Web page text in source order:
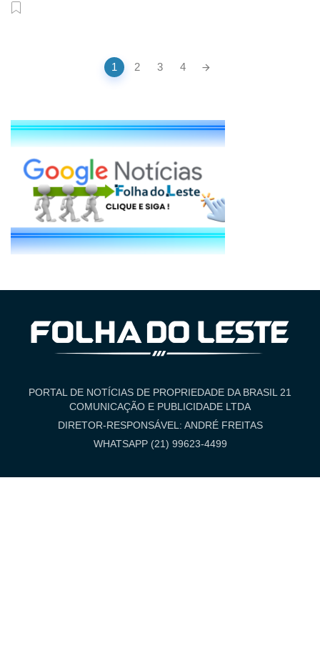
1 2 3 4
PORTAL DE NOTÍCIAS DE PROPRIEDADE DA BRASIL 21
COMUNICAÇÃO E PUBLICIDADE LTDA
DIRETOR-RESPONSÁVEL: ANDRÉ FREITAS
WHATSAPP (21) 99623-4499